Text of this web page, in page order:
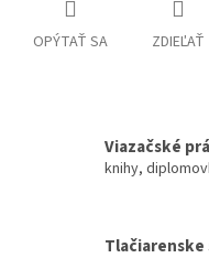
OPÝTAŤ SA ZDIEĽAŤ
Viazačské
knihy,
Tlačiarenske